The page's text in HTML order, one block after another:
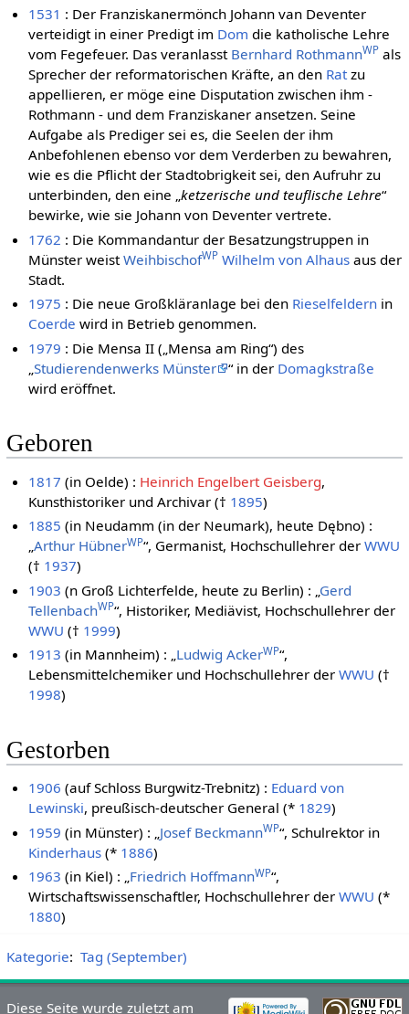
1531 : Der Franziskanermönch Johann van Deventer
verteidigt in einer Predigt im Dom die katholische Lehre
vom Fegefeuer. Das veranlasst Bernhard RothmannWP als
Sprecher der reformatorischen Kräfte, an den Ratzu
appellieren, er möge eine Disputation zwischen ihm -
Rothmann - und dem Franziskaner ansetzen. Seine
Aufgabe als Prediger sei es, die Seelen der ihm
Anbefohlenen ebenso vor dem Verderben zu bewahren,
wie es die Pflicht der Stadtobrigkeit sei, den Aufruhr zu
unterbinden, den eine „ketzerische und teuflische Lehre“
bewirke, wie sie Johann von Deventer vertrete.
1762 : Die Kommandantur der Besatzungstruppen in
Münster weistWeihbischofWP Wilhelm von Alhaus aus der
Stadt.
1975 : Die neue Großkläranlage bei den Rieselfeldern in
Coerde wird in Betrieb genommen.
1979 : Die Mensa II („Mensa am Ring“) des
„Studierendenwerks Münster “ in der Domagkstraße
wird eröffnet.
Geboren
1817 (in Oelde) : Heinrich Engelbert Geisberg,
Kunsthistoriker und Archivar († 1895)
1885 (in Neudamm (in der Neumark), heute Dębno) :
„Arthur HübnerWP“, Germanist, Hochschullehrer derWWU
(† 1937)
1903 (n Groß Lichterfelde, heute zu Berlin) : „ Gerd
TellenbachWP“, Historiker, Mediävist, Hochschullehrer der
WWU († 1999)
1913 (in Mannheim) : „Ludwig AckerWP“,
Lebensmittelchemiker und Hochschullehrer derWWU (†
1998)
Gestorben
1906 (auf Schloss Burgwitz-Trebnitz) : Eduard von
Lewinski, preußisch-deutscher General (* 1829)
1959 (in Münster) : „ Josef BeckmannWP“, Schulrektor in
Kinderhaus (* 1886)
1963 (in Kiel) : „Friedrich HoffmannWP“,
Wirtschaftswissenschaftler, Hochschullehrer derWWU (*
1880)
Kategorie: Tag (September)
Diese Seite wurde zuletzt am